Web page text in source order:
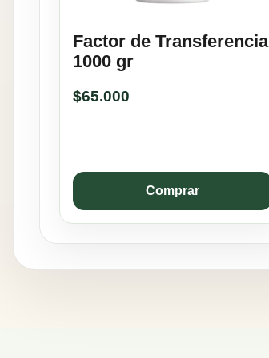
Factor de Transferencia
1000 gr
$65.000
Comprar